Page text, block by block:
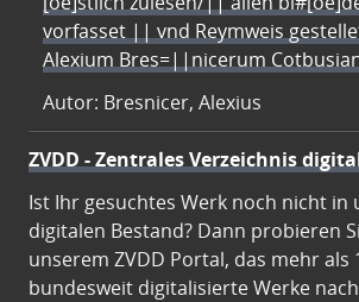
vorfasset || vnd Reymweis
Alexium Bres=||nicerum
Autor: Bresnicer, Alexius
ZVDD - Zentrales Verzeichnis
Ist Ihr gesuchtes Werk noch nicht in
digitalen Bestand? Dann probieren
unserem ZVDD Portal, das mehr als
bundesweit digitalisierte Werke